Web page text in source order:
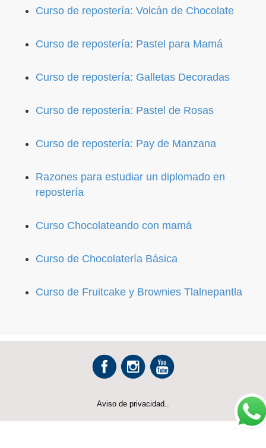
Curso de repostería: Volcán de Chocolate
Curso de repostería: Pastel para Mamá
Curso de repostería: Galletas Decoradas
Curso de repostería: Pastel de Rosas
Curso de repostería: Pay de Manzana
Razones para estudiar un diplomado en
repostería
Curso Chocolateando con mamá
Curso de Chocolatería Básica
Curso de Fruitcake y Brownies Tlalnepantla
Aviso de privacidad..